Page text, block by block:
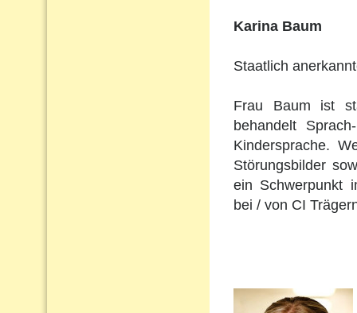
Karina Baum
Staatlich
Frau Baum ist
behandelt
Kindersprache.
Störungsbilder
ein Schwerpunkt
bei / von CI